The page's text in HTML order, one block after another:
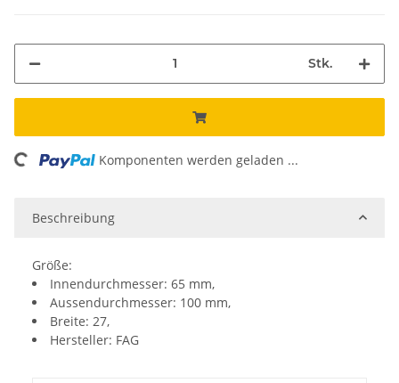
Stk.
Loading... Komponenten werden geladen ...
Beschreibung
Größe:
Innendurchmesser: 65 mm,
Aussendurchmesser: 100 mm,
Breite: 27,
Hersteller: FAG